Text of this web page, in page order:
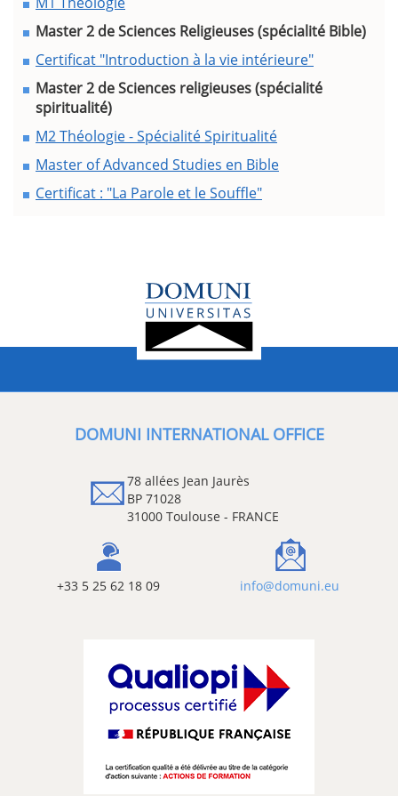
Master 2 de Sciences Religieuses (spécialité Bible)
Certificat "Introduction à la vie intérieure"
Master 2 de Sciences religieuses (spécialité
spiritualité)
M2 Théologie - Spécialité Spiritualité
Master of Advanced Studies en Bible
Certificat : "La Parole et le Souffle"
DOMUNI INTERNATIONAL OFFICE
78 allées Jean Jaurès
BP 71028
31000 Toulouse - FRANCE
+33 5 25 62 18 09 info@domuni.eu